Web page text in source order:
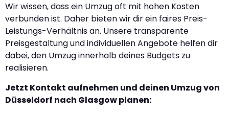
Wir wissen, dass ein Umzug oft mit hohen Kosten
verbunden ist. Daher bieten wir dir ein faires Preis-
Leistungs-Verhältnis an. Unsere transparente
Preisgestaltung und individuellen Angebote helfen dir
dabei, den Umzug innerhalb deines Budgets zu
realisieren.
Jetzt Kontakt aufnehmen und deinen Umzug von
Düsseldorf nach Glasgow planen: